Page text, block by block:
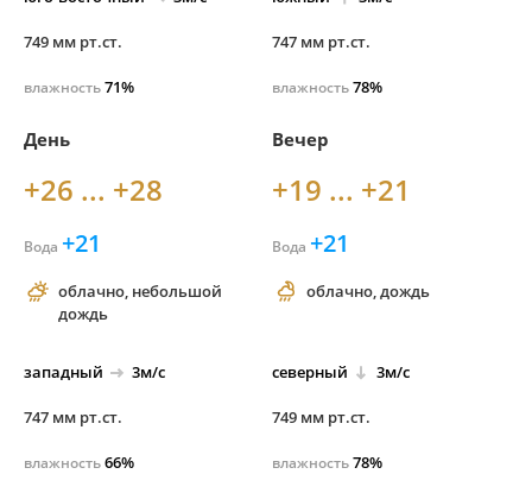
749 мм рт.ст.
влажность71%
747 мм рт.ст.
влажность78%
День
+26 ... +28
Вода +21
облачно, небольшой
дождь
западный 3м/с
747 мм рт.ст.
влажность66%
Вечер
+19 ... +21
Вода +21
облачно, дождь
северный 3м/с
749 мм рт.ст.
влажность78%